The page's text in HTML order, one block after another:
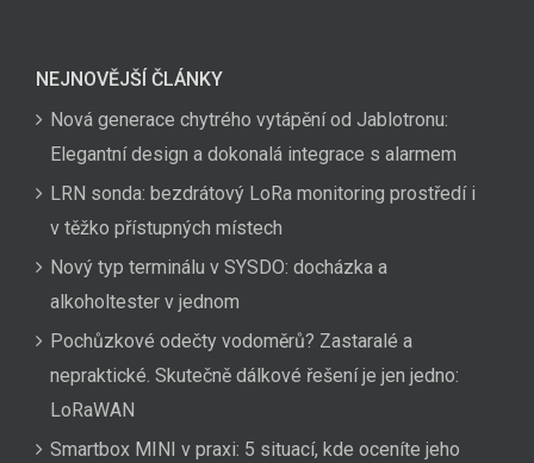
NEJNOVĚJŠÍ ČLÁNKY
Nová generace chytrého vytápění od Jablotronu:
Elegantní design a dokonalá integrace s alarmem
LRN sonda: bezdrátový LoRa monitoring prostředí i
v těžko přístupných místech
Nový typ terminálu v SYSDO: docházka a
alkoholtester v jednom
Pochůzkové odečty vodoměrů? Zastaralé a
nepraktické. Skutečně dálkové řešení je jen jedno:
LoRaWAN
Smartbox MINI v praxi: 5 situací, kde oceníte jeho